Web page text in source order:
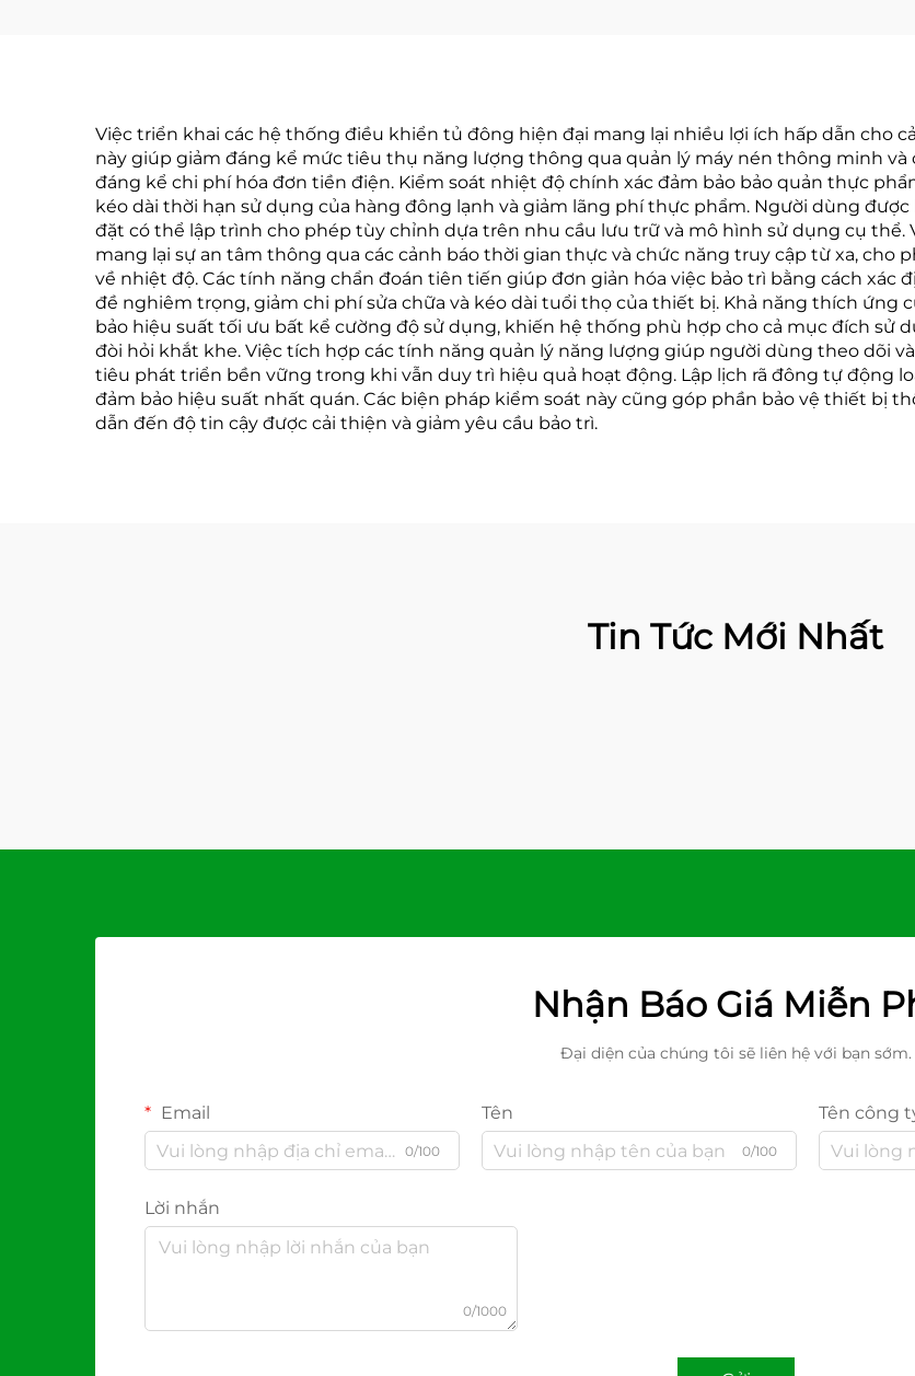
Việc triển khai các hệ thống điều khiển tủ đông hiện đại mang lại nhiều lợi ích hấp dẫn cho
này giúp giảm đáng kể mức tiêu thụ năng lượng thông qua quản lý máy nén thông minh
đáng kể chi phí hóa đơn tiền điện. Kiểm soát nhiệt độ chính xác đảm bảo bảo quản thực
kéo dài thời hạn sử dụng của hàng đông lạnh và giảm lãng phí thực phẩm. Người dùng
đặt có thể lập trình cho phép tùy chỉnh dựa trên nhu cầu lưu trữ và mô hình sử dụng cụ thể.
mang lại sự an tâm thông qua các cảnh báo thời gian thực và chức năng truy cập từ xa, cho
về nhiệt độ. Các tính năng chẩn đoán tiên tiến giúp đơn giản hóa việc bảo trì bằng cách xác
đề nghiêm trọng, giảm chi phí sửa chữa và kéo dài tuổi thọ của thiết bị. Khả năng thích ứng
bảo hiệu suất tối ưu bất kể cường độ sử dụng, khiến hệ thống phù hợp cho cả mục đích sử
đòi hỏi khắt khe. Việc tích hợp các tính năng quản lý năng lượng giúp người dùng theo dõi
tiêu phát triển bền vững trong khi vẫn duy trì hiệu quả hoạt động. Lập lịch rã đông tự động
đảm bảo hiệu suất nhất quán. Các biện pháp kiểm soát này cũng góp phần bảo vệ thiết bị
dẫn đến độ tin cậy được cải thiện và giảm yêu cầu bảo trì.
Tin Tức Mới Nhất
Nhận Báo Giá Miễn
Đại diện của chúng tôi sẽ liên hệ với bạn sớm.
Email
0/100
Tên
0/100
Tên công
Lời nhắn
0/1000